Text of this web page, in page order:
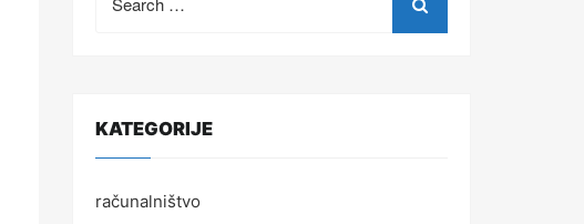
for:
KATEGORIJE
računalništvo